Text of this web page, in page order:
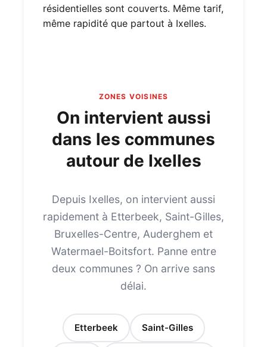
résidentielles sont couverts. Même tarif,
même rapidité que partout à Ixelles.
ZONES VOISINES
On intervient aussi
dans les communes
autour de Ixelles
Depuis Ixelles, on intervient aussi
rapidement à Etterbeek, Saint-Gilles,
Bruxelles-Centre, Auderghem et
Watermael-Boitsfort. Panne entre
deux communes ? On arrive sans
délai.
Etterbeek Saint-Gilles